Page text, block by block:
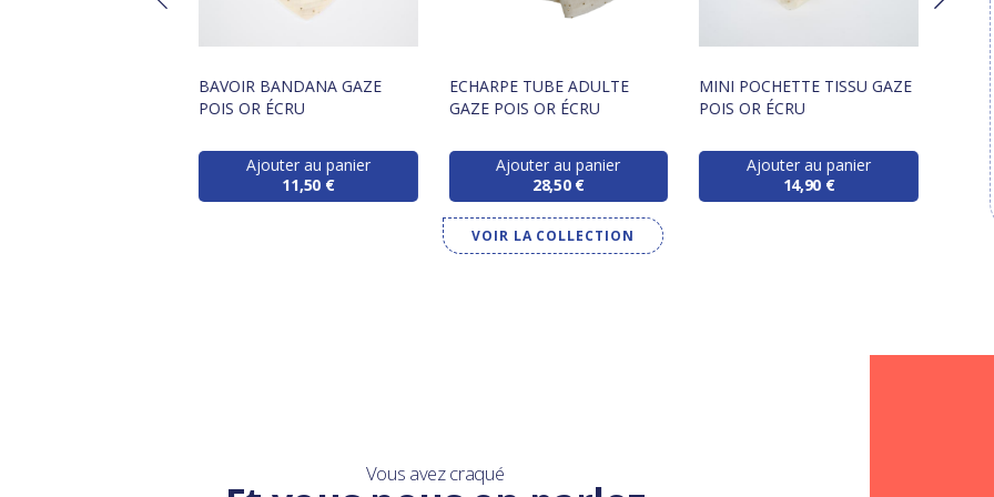
BAVOIR BANDANA GAZE
POIS OR ÉCRU
Ajouter au panier
11,50 €
ECHARPE TUBE ADULTE
GAZE POIS OR ÉCRU
Ajouter au panier
28,50 €
MINI POCHETTE TISSU GAZE
POIS OR ÉCRU
Ajouter au panier
14,90 €
POIS
VOIR LA COLLECTION
Vous avez craqué